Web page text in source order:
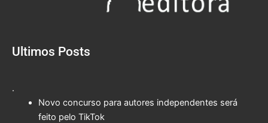
Ultimos Posts
.
Novo concurso para autores independentes será
feito pelo TikTok